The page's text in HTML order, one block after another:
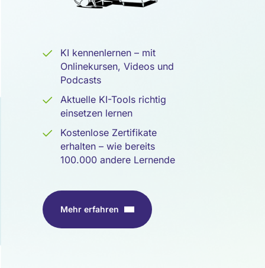
KI kennenlernen – mit
Onlinekursen, Videos und
Podcasts
Aktuelle KI-Tools richtig
einsetzen lernen
Kostenlose Zertifikate
erhalten – wie bereits
100.000 andere Lernende
Mehr erfahren